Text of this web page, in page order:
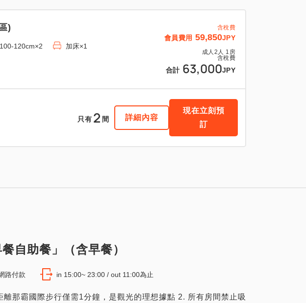
含稅費
會員費用 59,850JPY
成人 2 人 1 房
含稅費
合計 63,000JPY
)
120cm×2 加床×1
只有 2 間 詳細內容
現在立刻預
訂
自助餐」（含早餐）
路付款 in 15:00~ 23:00 / out 11:00為止
那霸國際步行僅需1分鐘，是觀光的理想據點 2. 所有房間禁止吸